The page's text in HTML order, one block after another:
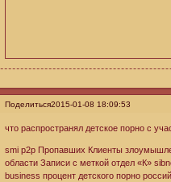
Поделиться2015-01-08 18:09:53
что распространял детское порно с
smi p2p Пропавших Клиенты
области Записи с меткой отдел «К»
business процент детского порно